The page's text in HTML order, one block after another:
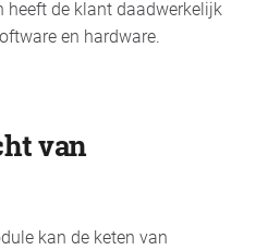
de klant daadwerkelijk
en hardware.
van
kan de keten van